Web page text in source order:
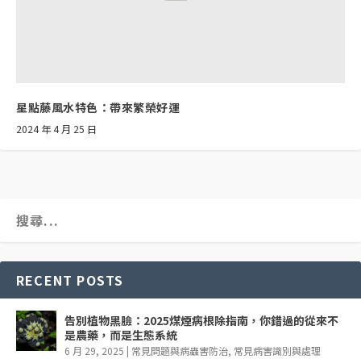
星點藤風水特色：帶來繁榮好運
2024 年 4 月 25 日
RECENT POSTS
告別植物黑臉：2025煤煙病根除指南，你錯過的從來不
是農藥，而是生態系統
6 月 29, 2025 | 常見問題與病蟲害防治, 常見病害識別與處理